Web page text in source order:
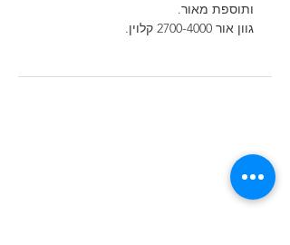
ותוספת מאור.
גוון אור 2700-4000 קלוין.